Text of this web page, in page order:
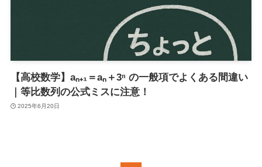
【高校数学】aₙ₊₁＝aₙ＋3ⁿ の一般項でよくある間違い
｜等比数列の公式ミスに注意！
2025年6月20日